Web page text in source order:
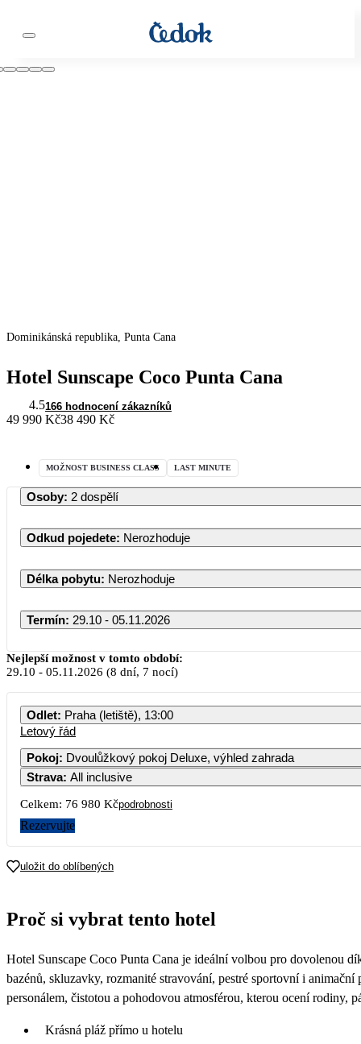
Dominikánská republika, Punta Cana
Hotel Sunscape Coco Punta Cana
4.5166 hodnocení zákazníků
49 990 Kč38 490 Kč
MOŽNOST BUSINESS CLASS LAST MINUTE
Osoby: 2 dospělí
Odkud pojedete: Nerozhoduje
Délka pobytu: Nerozhoduje
Termín: 29.10 - 05.11.2026
Nejlepší možnost v tomto období:
29.10 - 05.11.2026 (8 dní, 7 nocí)
Odlet: Praha (letiště), 13:00
Letový řád
Pokoj: Dvoulůžkový pokoj Deluxe, výhled zahrada
Strava: All inclusive
Celkem: 76 980 Kčpodrobnosti
Rezervujte
uložit do oblíbených
Proč si vybrat tento hotel
Hotel Sunscape Coco Punta Cana je ideální volbou pro dovolenou
bazénů, skluzavky, rozmanité stravování, pestré sportovní i
personálem, čistotou a pohodovou atmosférou, kterou ocení rodiny,
Krásná pláž přímo u hotelu